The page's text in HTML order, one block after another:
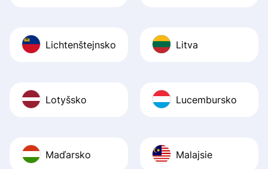
Lichtenštejnsko Litva
Lotyšsko Lucembursko
Maďarsko Malajsie